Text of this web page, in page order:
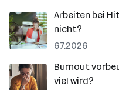
Arbeiten bei
nicht?
6.7.2026
Burnout
viel wird?